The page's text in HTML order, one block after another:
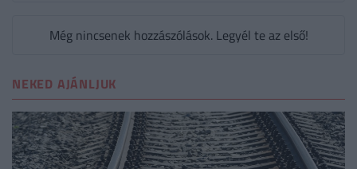
Még nincsenek hozzászólások. Legyél te az első!
NEKED AJÁNLJUK